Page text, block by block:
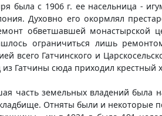
была с 1906 г. ее насельница -
Духовно его окормлял
обветшавшей монастырской
ограничиться лишь
всего Гатчинского и
из Гатчины сюда приходил крестный
часть земельных владений была
Отняты были и некоторые